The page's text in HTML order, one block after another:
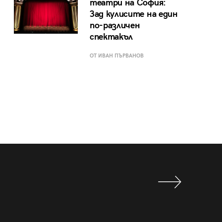
театри на София:
Зад кулисите на един
по-различен
спектакъл
ОТ ИВАН ПЪРВАНОВ